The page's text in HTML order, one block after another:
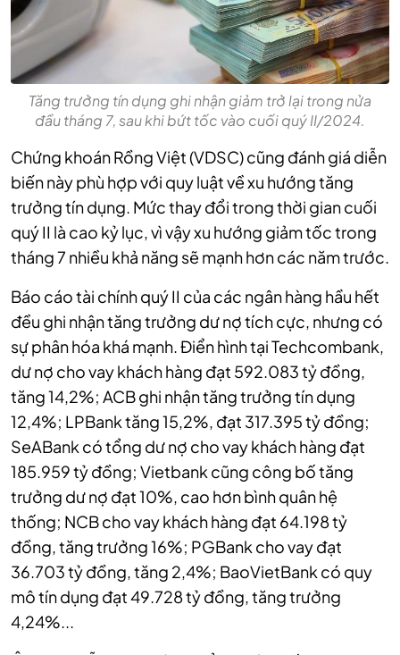
Tăng trưởng tín dụng ghi nhận giảm trở lại trong nửa
đầu tháng 7, sau khi bứt tốc vào cuối quý II/2024.
Chứng khoán Rồng Việt (VDSC) cũng đánh giá diễn
biến này phù hợp với quy luật về xu hướng tăng
trưởng tín dụng. Mức thay đổi trong thời gian cuối
quý II là cao kỷ lục, vì vậy xu hướng giảm tốc trong
tháng 7 nhiều khả năng sẽ mạnh hơn các năm trước.
Báo cáo tài chính quý II của các ngân hàng hầu hết
đều ghi nhận tăng trưởng dư nợ tích cực, nhưng có
sự phân hóa khá mạnh. Điển hình tại Techcombank,
dư nợ cho vay khách hàng đạt 592.083 tỷ đồng,
tăng 14,2%; ACB ghi nhận tăng trưởng tín dụng
12,4%; LPBank tăng 15,2%, đạt 317.395 tỷ đồng;
SeABank có tổng dư nợ cho vay khách hàng đạt
185.959 tỷ đồng; Vietbank cũng công bố tăng
trưởng dư nợ đạt 10%, cao hơn bình quân hệ
thống; NCB cho vay khách hàng đạt 64.198 tỷ
đồng, tăng trưởng 16%; PGBank cho vay đạt
36.703 tỷ đồng, tăng 2,4%; BaoVietBank có quy
mô tín dụng đạt 49.728 tỷ đồng, tăng trưởng
4,24%...